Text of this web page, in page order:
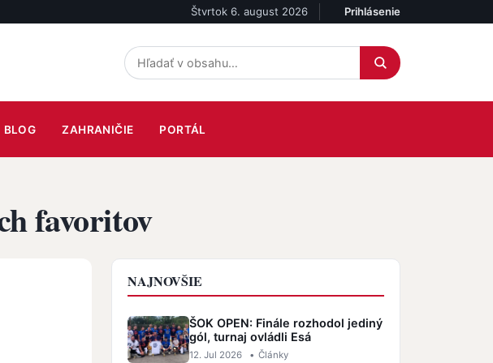
Štvrtok 6. august 2026 Účet
Prihlásenie
BLOG ZAHRANIČIE PORTÁL
favoritov
NAJNOVŠIE
ŠOK OPEN: Finále rozhodol jediný
gól, turnaj ovládli Esá
12. Jul 2026 • Články